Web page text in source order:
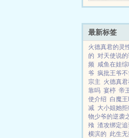
最新标签
火德真君的灵
的 对天使说
频 咸鱼在娃
爷 疯批王爷
宗主 火德真
靠吗 宴楟 帝
使介绍 白魔王
减 大小姐她
物少爷的逆袭
飱 渣攻绑定
横滨的 此生